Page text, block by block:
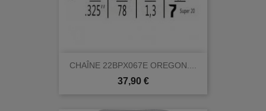
CHAÎNE 22BPX067E OREGON....
Prix
37,90 €